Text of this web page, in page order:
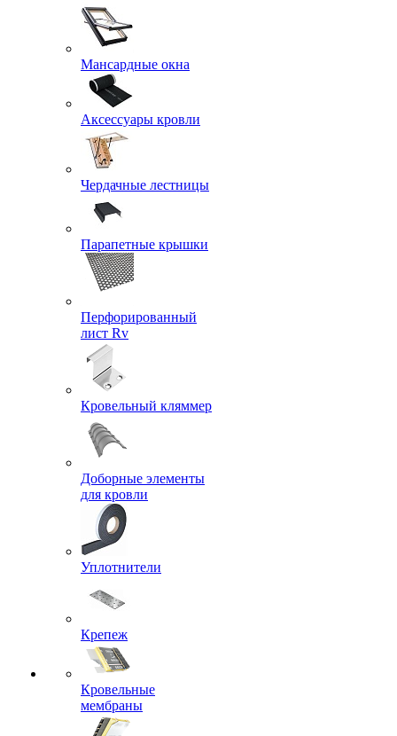
Мансардные окна
Аксессуары кровли
Чердачные лестницы
Парапетные крышки
Перфорированный
лист Rv
Кровельный кляммер
Доборные элементы
для кровли
Уплотнители
Крепеж
Кровельные
мембраны